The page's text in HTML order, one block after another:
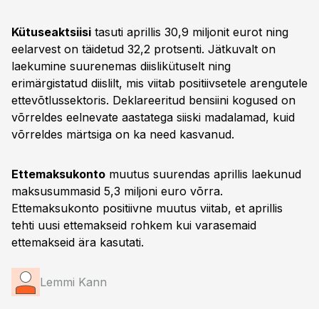
Kütuseaktsiisi tasuti aprillis 30,9 miljonit eurot ning
eelarvest on täidetud 32,2 protsenti. Jätkuvalt on
laekumine suurenemas diislikütuselt ning
erimärgistatud diislilt, mis viitab positiivsetele arengutele
ettevõtlussektoris. Deklareeritud bensiini kogused on
võrreldes eelnevate aastatega siiski madalamad, kuid
võrreldes märtsiga on ka need kasvanud.
Ettemaksukonto muutus suurendas aprillis laekunud
maksusummasid 5,3 miljoni euro võrra.
Ettemaksukonto positiivne muutus viitab, et aprillis
tehti uusi ettemakseid rohkem kui varasemaid
ettemakseid ära kasutati.
Lemmi Kann